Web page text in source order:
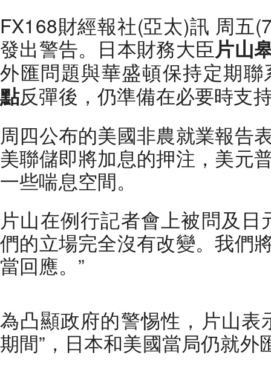
FX168財經報社(亞太)訊 周五
發出警告。日本財務大臣片山
外匯問題與華盛頓保持定期
點反彈後，仍準備在必要時支
周四公布的美國非農就業報告
美聯儲即將加息的押注，美元
一些喘息空間。
片山在例行記者會上被問及日
們的立場完全沒有改變。我們
當回應。”
為凸顯政府的警惕性，片山表
期間”，日本和美國當局仍就